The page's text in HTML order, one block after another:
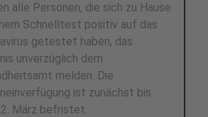
alle Personen, die sich zu Hause
Schnelltest positiv auf das
getestet haben, das
unverzüglich dem
melden. Die
ist zunächst bis
März befristet.